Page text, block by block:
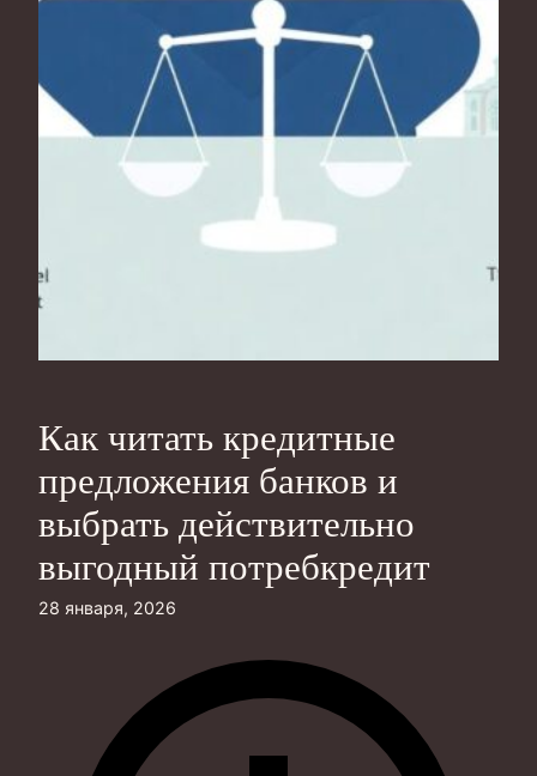
Как читать кредитные
предложения банков и
выбрать действительно
выгодный потребкредит
28 января, 2026